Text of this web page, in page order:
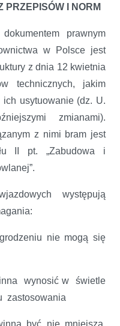
I NORM
prawnym
w Polsce jest
z dnia 12 kwietnia
technicznych, jakim
usytuowanie (dz. U.
zmianami).
z nimi bram jest
II pt. „Zabudowa i
występują
nie mogą się
wynosić w świetle
zastosowania
być nie mniejsza